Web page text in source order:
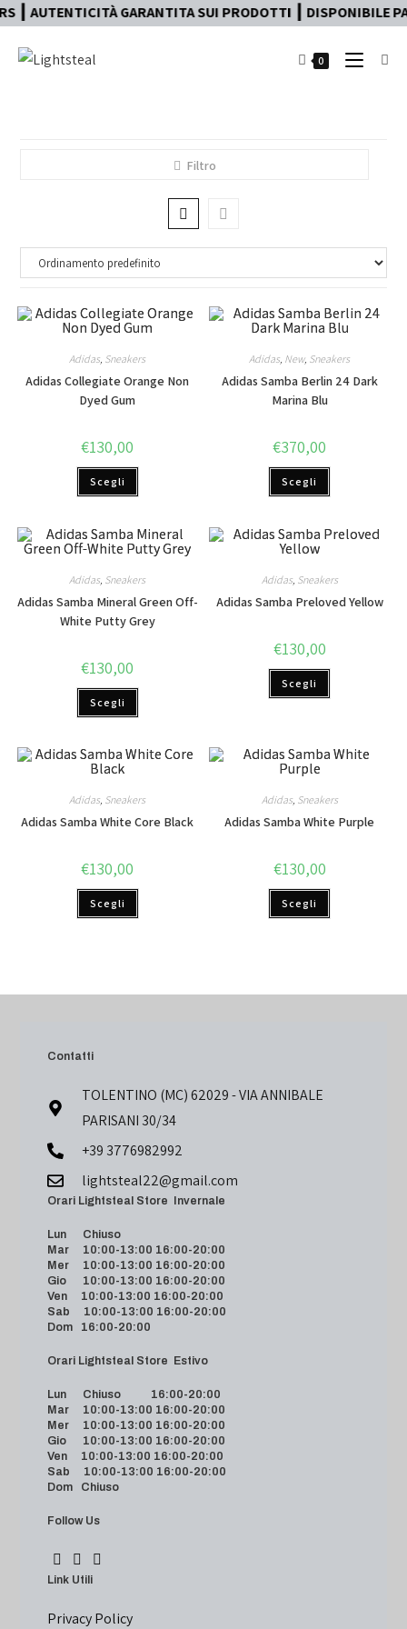
GARANTITA SUI PRODOTTI ┃
0
Filtro
Adidas, Sneakers
Adidas Collegiate Orange Non
Dyed Gum
€130,00
Scegli
Adidas, New, Sneakers
Adidas Samba Berlin 24 Dark
Marina Blu
€370,00
Scegli
Adidas Sneakers
Adidas Samba Mineral Green Off-
White Putty Grey
€130,00
Scegli
Adidas, Sneakers
Adidas Samba Preloved Yellow
€130,00
Scegli
Adidas, Sneakers
Adidas Samba White Core Black
€130,00
Scegli
Adidas, Sneakers
Adidas Samba White Purple
€130,00
Scegli
Contatti
TOLENTINO (MC) 62029 - VIA ANNIBALE
PARISANI 30/34
+39 3776982992
lightsteal22@gmail.com
Orari Lightsteal Store Invernale
Lun Chiuso
Mar 10:00-13:00 16:00-20:00
Mer 10:00-13:00 16:00-20:00
Gio 10:00-13:00 16:00-20:00
Ven 10:00-13:00 16:00-20:00
Sab 10:00-13:00 16:00-20:00
Dom 16:00-20:00
Orari Lightsteal Store Estivo
Lun Chiuso 16:00-20:00
Mar 10:00-13:00 16:00-20:00
Mer 10:00-13:00 16:00-20:00
Gio 10:00-13:00 16:00-20:00
Ven 10:00-13:00 16:00-20:00
Sab 10:00-13:00 16:00-20:00
Dom Chiuso
Follow Us
Link Utili
Privacy Policy